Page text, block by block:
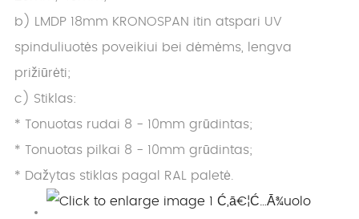
b) LMDP 18mm KRONOSPAN itin atspari UV
spinduliuotės poveikiui bei dėmėms, lengva
prižiūrėti;
c) Stiklas:
* Tonuotas rudai 8 - 10mm grūdintas;
* Tonuotas pilkai 8 - 10mm grūdintas;
* Dažytas stiklas pagal RAL paletė.